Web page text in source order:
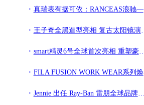
真瑞表有据可依：RANCEAS浪驰——源自1861的正统瑞士腕表品牌
王子奇全黑造型亮相 复古太阳镜演绎春日高级感
smart精灵6号全球首次亮相 重塑豪华掀背轿车新标杆
FILA FUSION WORK WEAR系列焕新登场： 重塑经典，天生出「格」
Jennie 出任 Ray-Ban 雷朋全球品牌代言人